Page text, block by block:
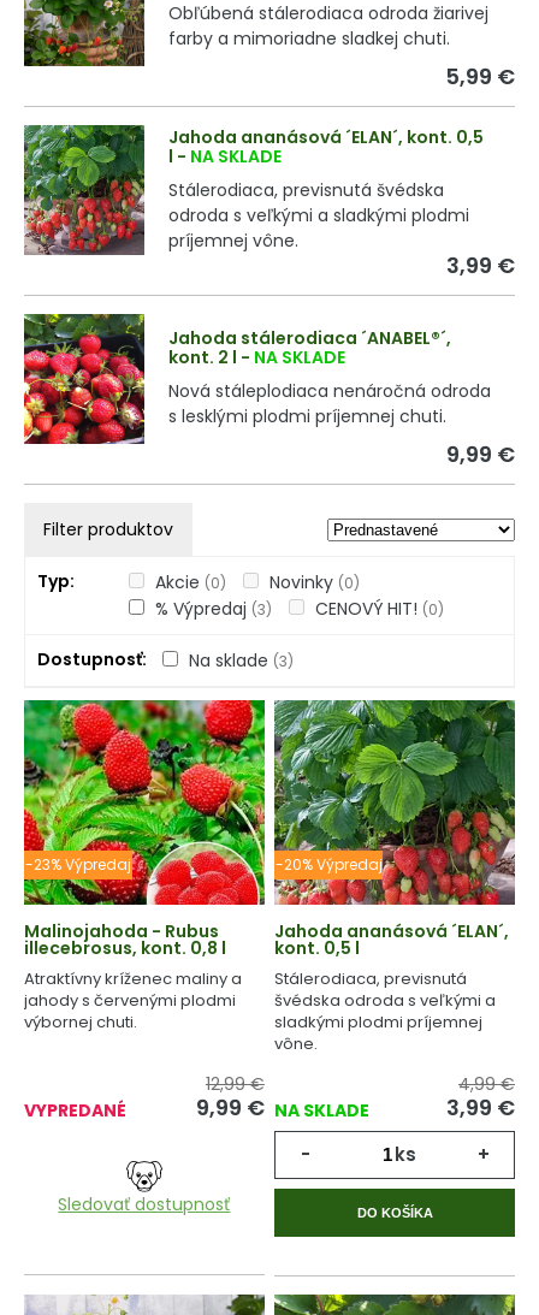
Obľúbená stálerodiaca odroda žiarivej
farby a mimoriadne sladkej chuti.
5,99 €
Jahoda ananásová ´ELAN´, kont. 0,5
l - NA SKLADE
Stálerodiaca, previsnutá švédska
odroda s veľkými a sladkými plodmi
príjemnej vône.
3,99 €
Jahoda stálerodiaca ´ANABEL®´,
kont. 2 l - NA SKLADE
Nová stáleplodiaca nenáročná odroda
s lesklými plodmi príjemnej chuti.
9,99 €
Filter produktov
Typ Akcie (0) Novinky (0)
% Výpredaj (3) CENOVÝ HIT! (0)
Dostupnosť Na sklade (3)
-23% Výpredaj
Malinojahoda - Rubus
illecebrosus, kont. 0,8 l
Atraktívny kríženec maliny a
jahody s červenými plodmi
výbornej chuti.
VYPREDANÉ
12,99 €
9,99 €
Sledovať dostupnosť
-20% Výpredaj
Jahoda ananásová ´ELAN´,
kont. 0,5 l
Stálerodiaca, previsnutá
švédska odroda s veľkými a
sladkými plodmi príjemnej
vône.
NA SKLADE
4,99 €
3,99 €
- ks +
DO KOŠÍKA